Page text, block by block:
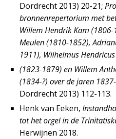
Dordrecht 2013) 20-21;
bronnenrepertorium met
Willem Hendrik Kam
Meulen (1810-1852),
1911), Wilhelmus
(1823-1879) en Willem
(1834-?) over de jaren
Dordrecht 2013) 112-113.
Henk van Eeken,
tot het orgel in de
Herwijnen 2018.